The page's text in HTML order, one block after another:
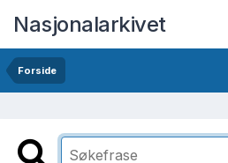
Nasjonalarkivet
Forside